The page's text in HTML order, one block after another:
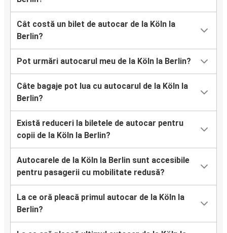
Cât costă un bilet de autocar de la Köln la
Berlin?
Pot urmări autocarul meu de la Köln la Berlin?
Câte bagaje pot lua cu autocarul de la Köln la
Berlin?
Există reduceri la biletele de autocar pentru
copii de la Köln la Berlin?
Autocarele de la Köln la Berlin sunt accesibile
pentru pasagerii cu mobilitate redusă?
La ce oră pleacă primul autocar de la Köln la
Berlin?